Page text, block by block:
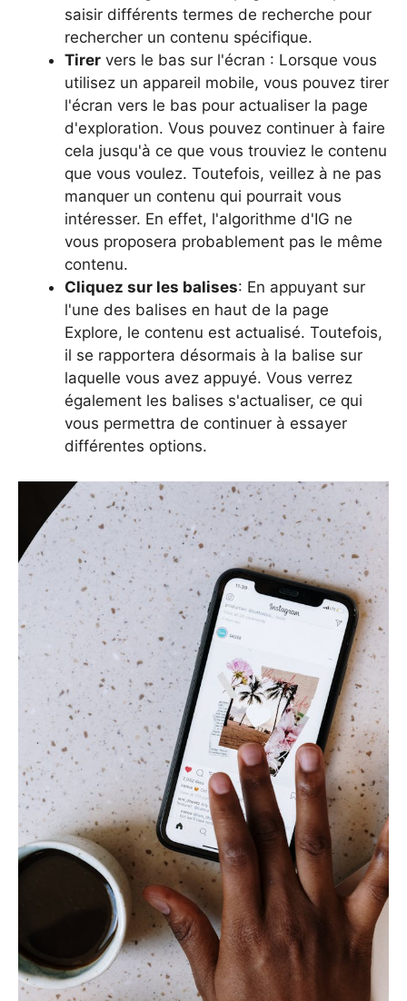
saisir différents termes de recherche pour
rechercher un contenu spécifique.
Tirer vers le bas sur l'écran : Lorsque vous
utilisez un appareil mobile, vous pouvez tirer
l'écran vers le bas pour actualiser la page
d'exploration. Vous pouvez continuer à faire
cela jusqu'à ce que vous trouviez le contenu
que vous voulez. Toutefois, veillez à ne pas
manquer un contenu qui pourrait vous
intéresser. En effet, l'algorithme d'IG ne
vous proposera probablement pas le même
contenu.
Cliquez sur les balises: En appuyant sur
l'une des balises en haut de la page
Explore, le contenu est actualisé. Toutefois,
il se rapportera désormais à la balise sur
laquelle vous avez appuyé. Vous verrez
également les balises s'actualiser, ce qui
vous permettra de continuer à essayer
différentes options.